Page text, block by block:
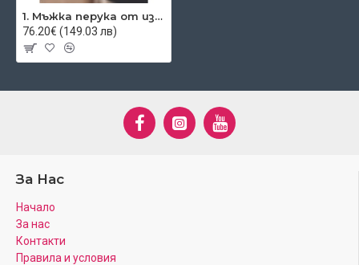
1. Мъжка перука от изкуствена коса
76.20€ (149.03 лв)
За Нас
Начало
За нас
Контакти
Правила и условия